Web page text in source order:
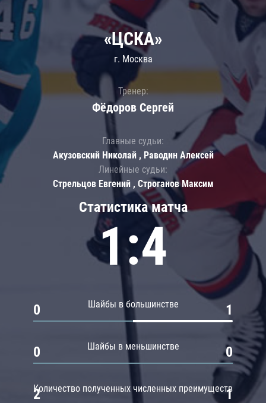
Статистика матча
1:4
Шайбы в большинстве
0 1
Шайбы в меньшинстве
0 0
Количество полученных численных преимуществ
2 1
«ЦСКА»
г. Москва
Тренер:
Фёдоров Сергей
Главные судьи:
Акузовский Николай , Раводин Алексей
Линейные судьи:
Стрельцов Евгений , Строганов Максим